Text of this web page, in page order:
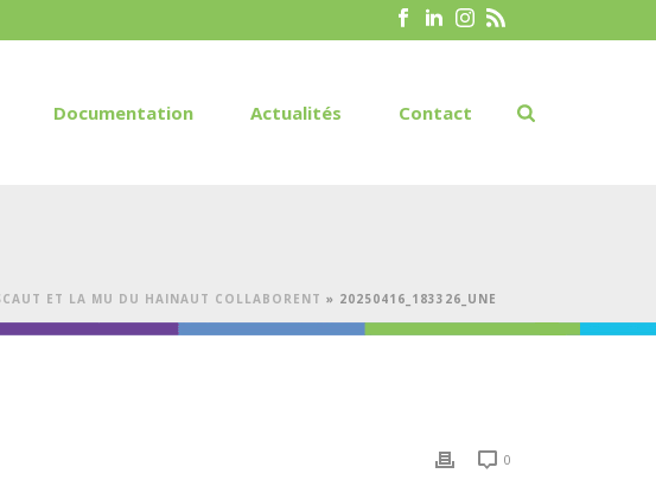
Documentation Actualités Contact
ET LA MU DU HAINAUT COLLABORENT » 20250416_183326_UNE
0